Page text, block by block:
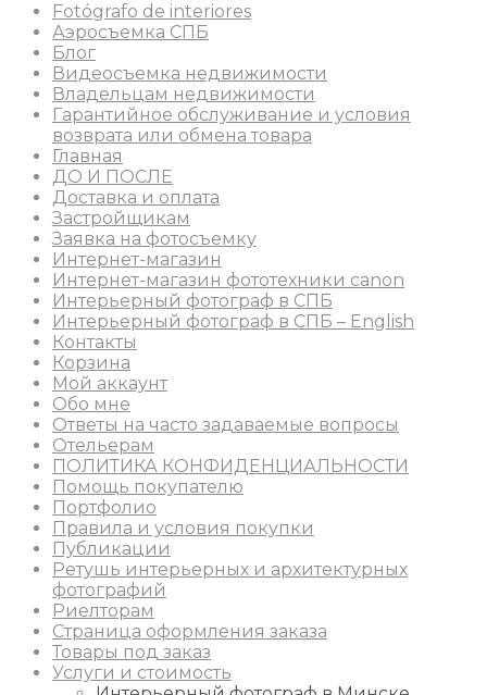
Fotógrafo de interiores
Аэросъемка СПБ
Блог
Видеосъемка недвижимости
Владельцам недвижимости
Гарантийное обслуживание и условия
возврата или обмена товара
Главная
ДО И ПОСЛЕ
Доставка и оплата
Застройщикам
Заявка на фотосъемку
Интернет-магазин
Интернет-магазин фототехники canon
Интерьерный фотограф в СПБ
Интерьерный фотограф в СПБ – English
Контакты
Корзина
Мой аккаунт
Обо мне
Ответы на часто задаваемые вопросы
Отельерам
ПОЛИТИКА КОНФИДЕНЦИАЛЬНОСТИ
Помощь покупателю
Портфолио
Правила и условия покупки
Публикации
Ретушь интерьерных и архитектурных
фотографий
Риелторам
Страница оформления заказа
Товары под заказ
Услуги и стоимость